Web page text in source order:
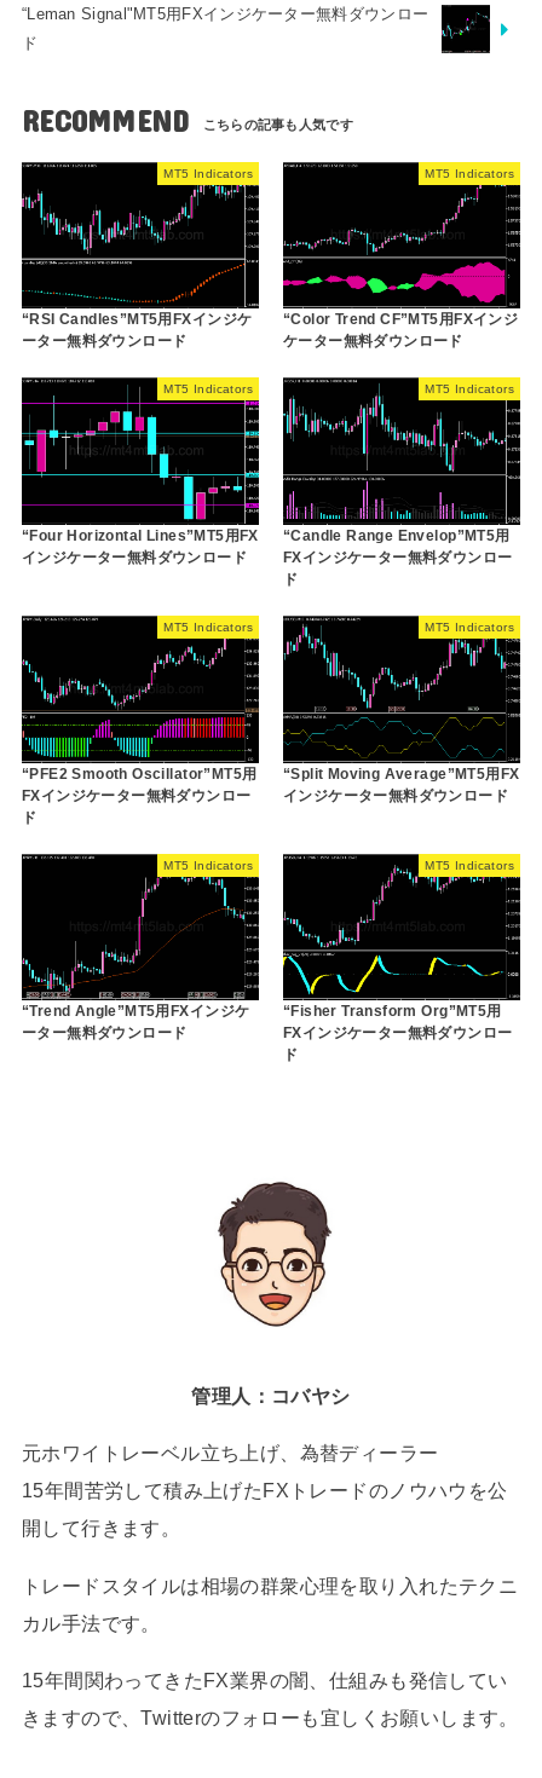
“Leman Signal"MT5用FXインジケーター無料ダウンロー
ド
RECOMMEND
MT5 Indicators
“RSI Candles”MT5用FXインジケ
ーター無料ダウンロード
MT5 Indicators
“Color Trend CF”MT5用FXインジ
ケーター無料ダウンロード
MT5 Indicators
“Four Horizontal Lines”MT5用FX
インジケーター無料ダウンロード
MT5 Indicators
“Candle Range Envelop”MT5用
FXインジケーター無料ダウンロー
ド
MT5 Indicators
“PFE2 Smooth Oscillator”MT5用
FXインジケーター無料ダウンロー
ド
MT5 Indicators
“Split Moving Average”MT5用FX
インジケーター無料ダウンロード
MT5 Indicators
“Trend Angle”MT5用FXインジケ
ーター無料ダウンロード
MT5 Indicators
“Fisher Transform Org”MT5用
FXインジケーター無料ダウンロー
ド
管理人：コバヤシ
元ホワイトレーベル立ち上げ、為替ディーラー
15年間苦労して積み上げたFXトレードのノウハウを公
開して行きます。
トレードスタイルは相場の群衆心理を取り入れたテクニ
カル手法です。
15年間関わってきたFX業界の闇、仕組みも発信してい
きますので、Twitterのフォローも宜しくお願いします。